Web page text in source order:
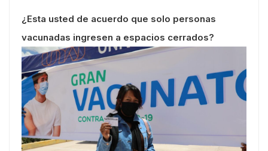
¿Esta usted de acuerdo que solo personas
vacunadas ingresen a espacios cerrados?